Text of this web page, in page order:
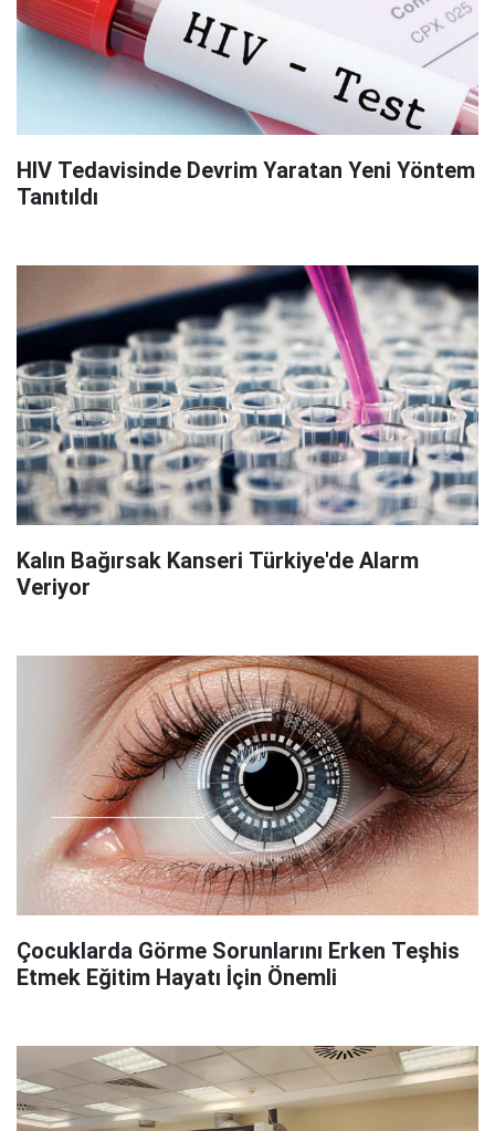
HIV Tedavisinde Devrim Yaratan Yeni Yöntem
Tanıtıldı
Kalın Bağırsak Kanseri Türkiye'de Alarm
Veriyor
Çocuklarda Görme Sorunlarını Erken Teşhis
Etmek Eğitim Hayatı İçin Önemli